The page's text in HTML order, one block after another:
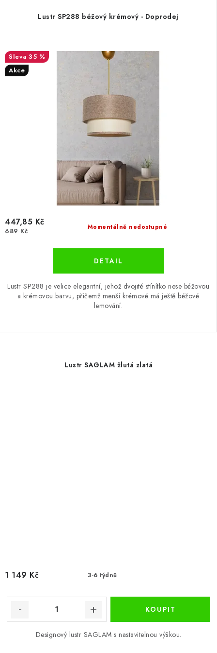
Lustr SP288 béžový krémový - Doprodej
35 %
Akce
Momentálně nedostupné
447,85 Kč
689 Kč
Lustr SP288 je velice elegantní, jehož dvojité stínítko nese béžovou
a krémovou barvu, přičemž menší krémové má ještě béžové
lemování.
Lustr SAGLAM žlutá zlatá
3-6 týdnů
1 149 Kč
Designový lustr SAGLAM s nastavitelnou výškou.